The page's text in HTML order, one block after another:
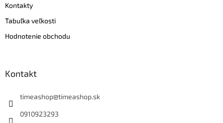
Kontakty
Tabuľka veľkosti
Hodnotenie obchodu
Kontakt
timeashop@timeashop.sk
0910923293